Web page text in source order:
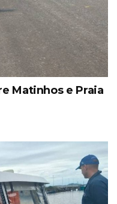
Matinhos e Praia